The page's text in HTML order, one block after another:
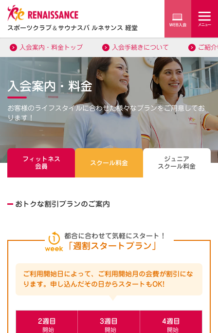
スポーツクラブ＆サウナスパ ルネサンス 経堂
入会案内・料金トップ 入会手続きについて ご紹
入会案内・料金
お客様のライフスタイルに合わせた様々なプランをご用意してお
ります！
フィットネス
会員
スクール料金
ジュニア
スクール料金
おトクな割引プランのご案内
都合に合わせて気軽にスタート！
「週割スタートプラン」
ご利用開始日によって、ご利用開始月の会費が割引にな
ります。 申し込んだその日からスタートもOK!
2週目
開始
3週目
開始
4週目
開始